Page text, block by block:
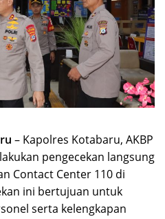
– Kapolres Kotabaru, AKBP
pengecekan langsung
Contact Center 110 di
ini bertujuan untuk
serta kelengkapan